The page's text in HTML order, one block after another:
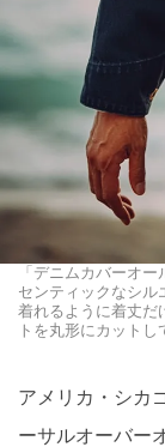
「デニムカバーオ
センティックなシル
着れるように着丈だ
トを丸形にカットし
アメリカ・シカ
ーサルオーバー